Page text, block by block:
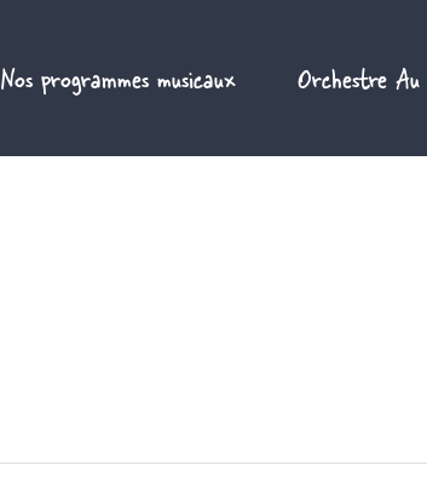
Nos programmes musicaux Orchestre